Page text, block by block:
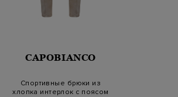
CAPOBIANCO
Спортивные брюки из
хлопка интерлок с поясом